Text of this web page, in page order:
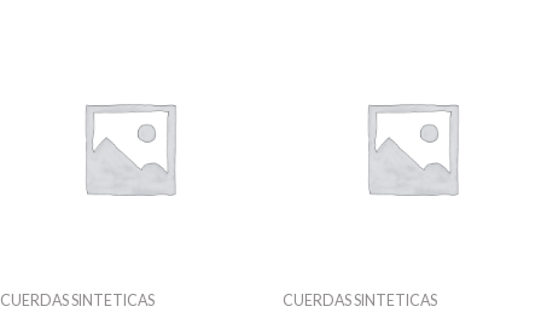
CUERDAS SINTETICAS CUERDAS SINTETICAS